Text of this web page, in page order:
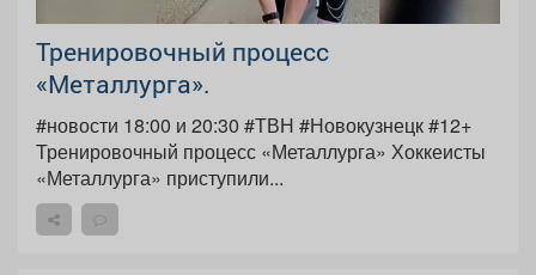
Тренировочный процесс
«Металлурга».
#новости 18:00 и 20:30 #ТВН #Новокузнецк #12+
Тренировочный процесс «Металлурга» Хоккеисты
«Металлурга» приступили...